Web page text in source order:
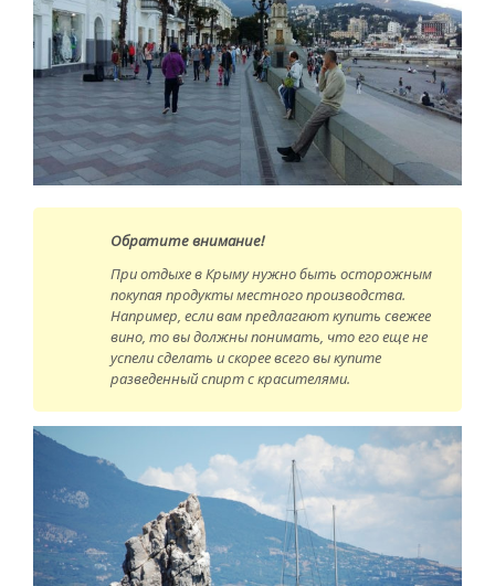
Обратите внимание!
При отдыхе в Крыму нужно быть осторожным
покупая продукты местного производства.
Например, если вам предлагают купить свежее
вино, то вы должны понимать, что его еще не
успели сделать и скорее всего вы купите
разведенный спирт с красителями.